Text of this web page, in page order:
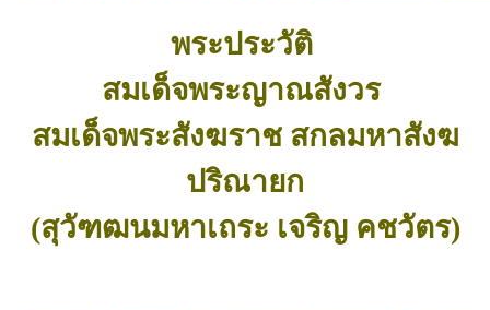
พระประวัติ
สมเด็จพระญาณสังวร
สมเด็จพระสังฆราช สกลมหาสังฆ
ปริณายก
(สุวัฑฒนมหาเถระ เจริญ คชวัตร)